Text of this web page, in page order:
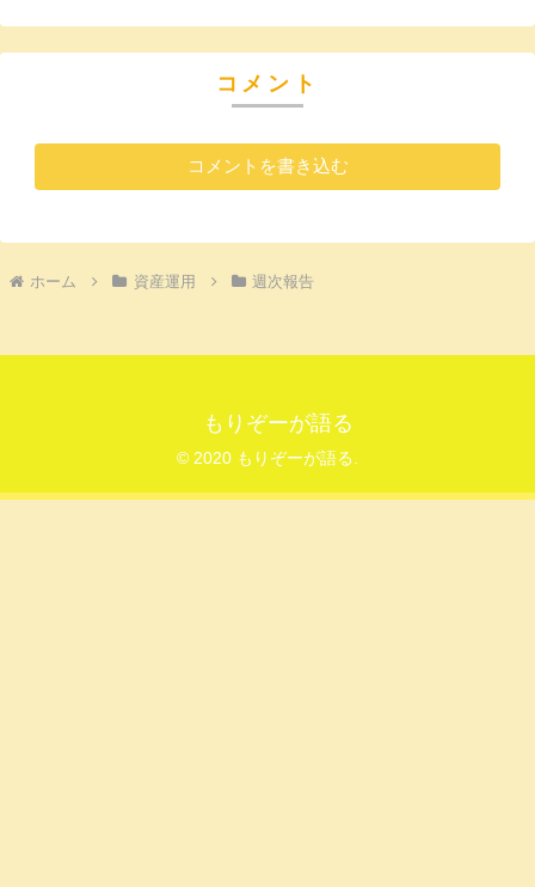
コメント
コメントを書き込む
ホーム 資産運用 週次報告
もりぞーが語る
© 2020 もりぞーが語る.